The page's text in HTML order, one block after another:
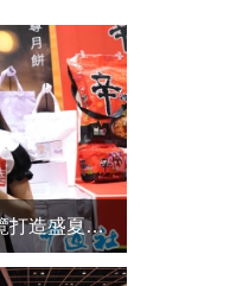
香港美食博覽8月舉行 五大展覽打造盛夏嘉年華